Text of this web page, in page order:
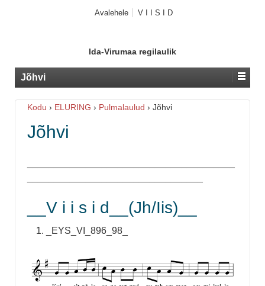
Avalehele V I I S I D
Ida-Virumaa regilaulik
Jõhvi
Kodu › ELURING › Pulmalaulud › Jõhvi
Jõhvi
__V i i s i d__(Jh/Iis)__
_EYS_VI_896_98_